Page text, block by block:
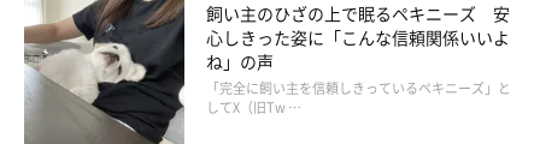
飼い主のひざの上で眠るペキニーズ 安
心しきった姿に「こんな信頼関係いいよ
ね」の声
「完全に飼い主を信頼しきっているペキニーズ」と
してX（旧Tw …